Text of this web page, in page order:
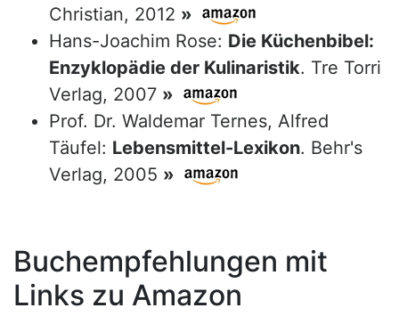
Christian, 2012 »
Hans-Joachim Rose: Die Küchenbibel:
Enzyklopädie der Kulinaristik. Tre Torri
Verlag, 2007 »
Prof. Dr. Waldemar Ternes, Alfred
Täufel: Lebensmittel-Lexikon. Behr's
Verlag, 2005 »
Buchempfehlungen mit
Links zu Amazon